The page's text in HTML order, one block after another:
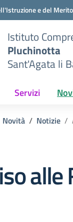
e del Merito
Istituto
Pluchinotta
Sant'Agata li
Servizi
Novità Notizie
alle